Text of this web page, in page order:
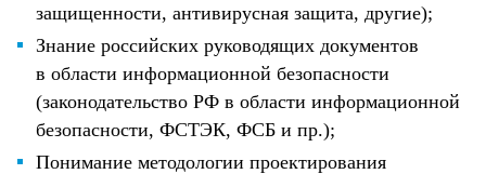
защищенности, антивирусная защита, другие);
Знание российских руководящих документов
в области информационной безопасности
(законодательство РФ в области информационной
безопасности, ФСТЭК, ФСБ и пр.);
Понимание методологии проектирования